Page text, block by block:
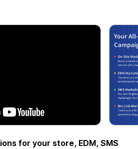
for your store, EDM, SMS